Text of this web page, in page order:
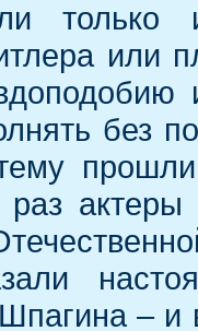
только
или
без
раз
–